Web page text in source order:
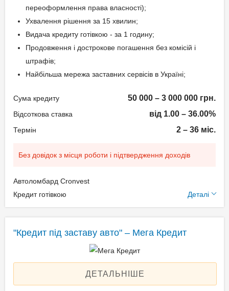
переоформлення права власності);
Ухвалення рішення за 15 хвилин;
Видача кредиту готівкою - за 1 годину;
Продовження і дострокове погашення без комісій і
штрафів;
Найбільша мережа заставних сервісів в Україні;
Сума кредиту 50 000 – 3 000 000 грн.
Відсоткова ставка від 1.00 – 36.00%
Термін 2 – 36 міс.
Без довідок з місця роботи і підтвердження доходів
Автоломбард Cronvest
Кредит готівкою
Деталі
Щомісячна комісія: 0.00%
Застава: Автотранспорт
Aннуітет
Спосіб погашення:
"Кредит під заставу авто" – Мега Кредит
ДЕТАЛЬНІШЕ